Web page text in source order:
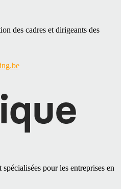
des cadres et dirigeants des
pour les entreprises en